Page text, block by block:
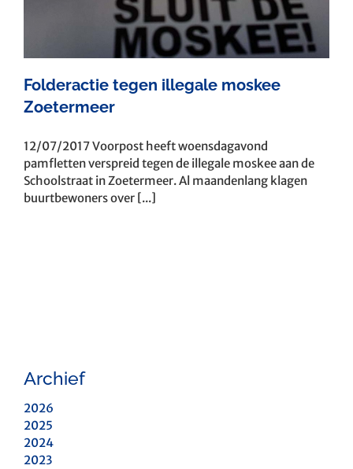
Folderactie tegen illegale moskee
Zoetermeer
12/07/2017 Voorpost heeft woensdagavond
pamfletten verspreid tegen de illegale moskee aan de
Schoolstraat in Zoetermeer. Al maandenlang klagen
buurtbewoners over [...]
Archief
2026
2025
2024
2023